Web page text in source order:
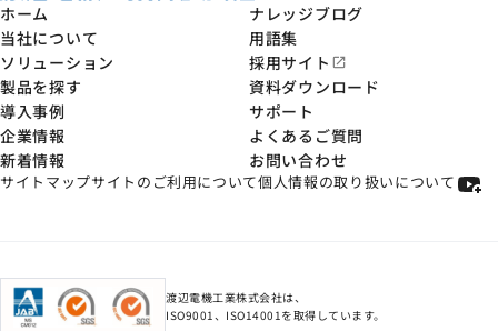
ホーム
当社について
ソリューション
製品を探す
導入事例
企業情報
新着情報
ナレッジブログ
用語集
採用サイト open_in_new
資料ダウンロード
サポート
よくあるご質問
お問い合わせ
サイトマップサイトのご利用について個人情報の取り扱いについて
渡辺電機工業株式会社は、
ISO9001、ISO14001を取得しています。